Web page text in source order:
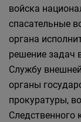
войска
спасательные
органа
решение задач
Службу
органы
прокуратуры,
Следственного